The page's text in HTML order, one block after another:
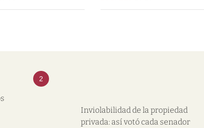
2
Inviolabilidad de la propiedad
privada: así votó cada senador